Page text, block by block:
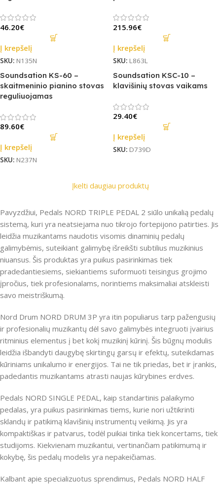
46.20€
Į krepšelį
SKU: N135N
215.96€
Į krepšelį
SKU: L863L
Soundsation KS-60 –
skaitmeninio pianino stovas
reguliuojamas
89.60€
Į krepšelį
SKU: N237N
Soundsation KSC-10 –
klavišinių stovas vaikams
29.40€
Į krepšelį
SKU: D739D
Įkelti daugiau produktų
Pavyzdžiui, Pedals NORD TRIPLE PEDAL 2 siūlo unikalią pedalų
sistemą, kuri yra neatsiejama nuo tikrojo fortepijono patirties. Jis
leidžia muzikantams naudotis visomis dinaminių pedalų
galimybėmis, suteikiant galimybę išreikšti subtilius muzikinius
niuansus. Šis produktas yra puikus pasirinkimas tiek
pradedantiesiems, siekiantiems suformuoti teisingus grojimo
įpročius, tiek profesionalams, norintiems maksimaliai atskleisti
savo meistriškumą.
Nord Drum NORD DRUM 3P yra itin populiarus tarp pažengusių
ir profesionalių muzikantų dėl savo galimybės integruoti įvairius
ritminius elementus į bet kokį muzikinį kūrinį. Šis būgnų modulis
leidžia išbandyti daugybę skirtingų garsų ir efektų, suteikdamas
kūriniams unikalumo ir energijos. Tai ne tik priedas, bet ir įrankis,
padedantis muzikantams atrasti naujas kūrybines erdves.
Pedals NORD SINGLE PEDAL, kaip standartinis palaikymo
pedalas, yra puikus pasirinkimas tiems, kurie nori užtikrinti
sklandų ir patikimą klavišinių instrumentų veikimą. Jis yra
kompaktiškas ir patvarus, todėl puikiai tinka tiek koncertams, tiek
studijoms. Kiekvienam muzikantui, vertinančiam patikimumą ir
kokybę, šis pedalų modelis yra nepakeičiamas.
Kalbant apie specializuotus sprendimus, Pedals NORD HALF